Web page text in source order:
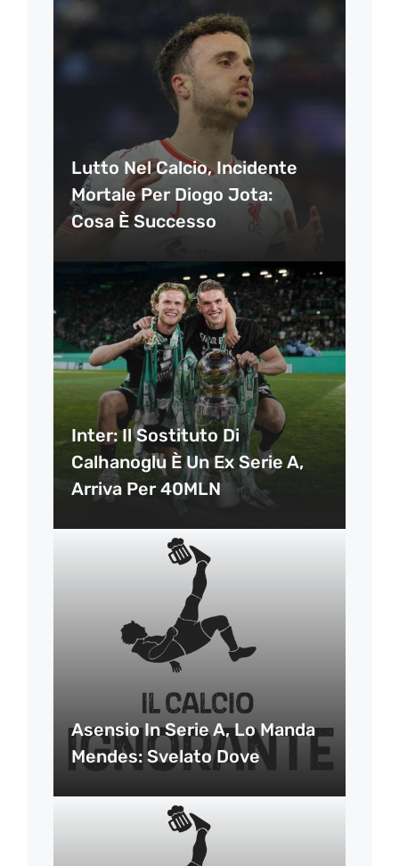
Lutto Nel Calcio, Incidente
Mortale Per Diogo Jota:
Cosa È Successo
Inter: Il Sostituto Di
Calhanoglu È Un Ex Serie A,
Arriva Per 40MLN
Asensio In Serie A, Lo Manda
Mendes: Svelato Dove